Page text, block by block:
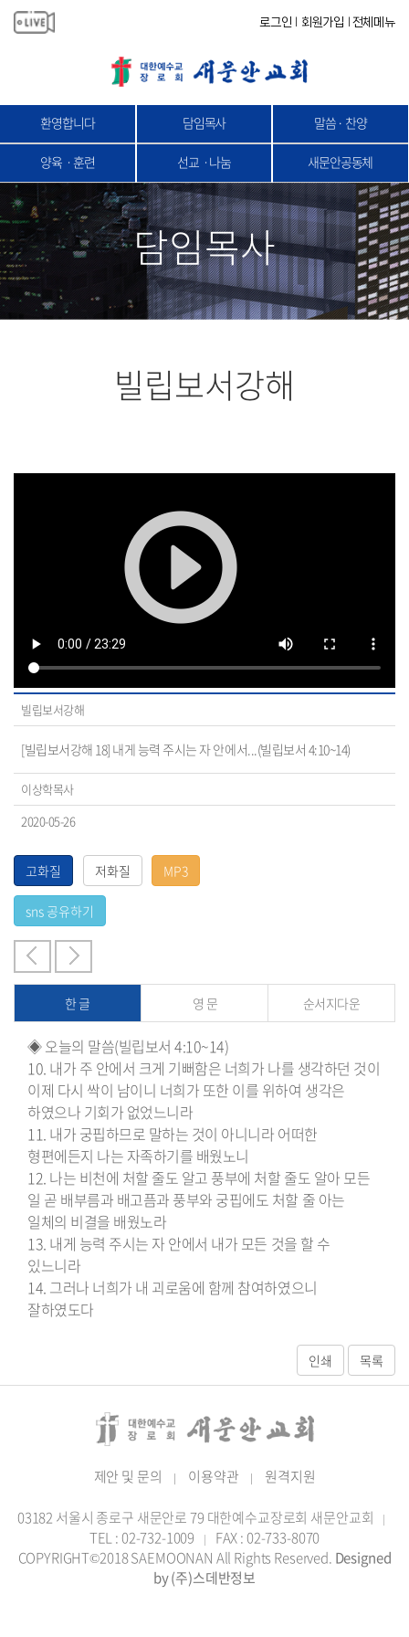
로그인 회원가입 전체메뉴
환영합니다 담임목사 말씀 · 찬양
양육ㆍ훈련 선교ㆍ나눔 새문안공동체
담임목사
빌립보서강해
빌립보서강해
[빌립보서강해 18] 내게 능력 주시는 자 안에서...(빌립보서 4:10~14)
이상학목사
2020-05-26
한 글 영 문 순서지다운
◈ 오늘의 말씀(빌립보서 4:10~14)
10. 내가 주 안에서 크게 기뻐함은 너희가 나를 생각하던 것이
이제 다시 싹이 남이니 너희가 또한 이를 위하여 생각은
하였으나 기회가 없었느니라
11. 내가 궁핍하므로 말하는 것이 아니니라 어떠한
형편에든지 나는 자족하기를 배웠노니
12. 나는 비천에 처할 줄도 알고 풍부에 처할 줄도 알아 모든
일 곧 배부름과 배고픔과 풍부와 궁핍에도 처할 줄 아는
일체의 비결을 배웠노라
13. 내게 능력 주시는 자 안에서 내가 모든 것을 할 수
있느니라
14. 그러나 너희가 내 괴로움에 함께 참여하였으니
잘하였도다
제안 및 문의 | 이용약관 | 원격지원
03182 서울시 종로구 새문안로 79 대한예수교장로회 새문안교회 |
TEL : 02-732-1009 |
FAX : 02-733-8070
COPYRIGHT©2018 SAEMOONAN All Rights Reserved. Designed
by (주)스데반정보